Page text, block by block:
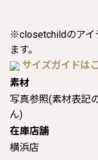
※closetchildのアイ
ます。
サイズガイドは
素材
写真参照(素材表記
ん)
在庫店舗
横浜店